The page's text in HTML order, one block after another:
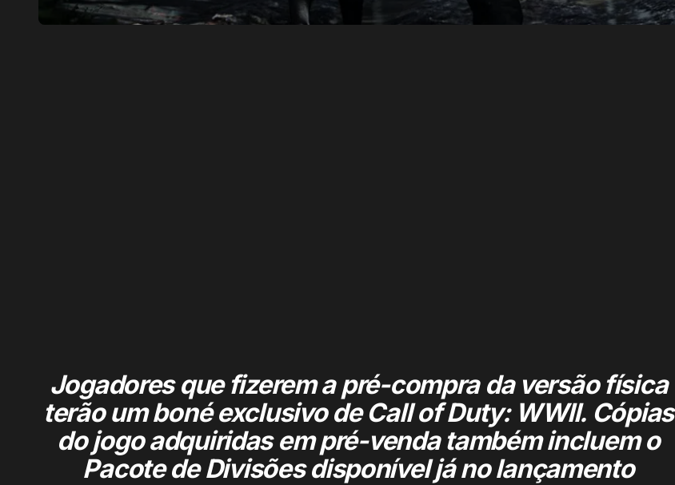
Jogadores que fizerem a pré-compra da versão física
terão um boné exclusivo de Call of Duty: WWII. Cópias
do jogo adquiridas em pré-venda também incluem o
Pacote de Divisões disponível já no lançamento